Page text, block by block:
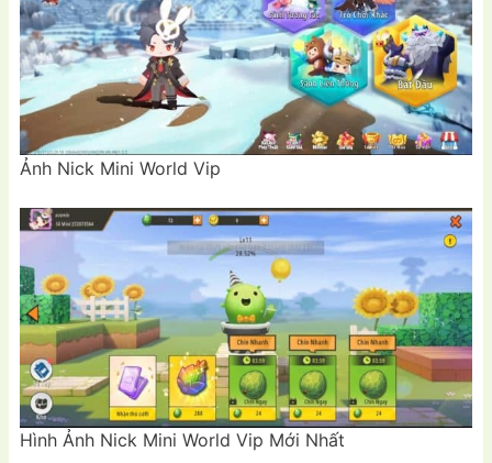
Ảnh Nick Mini World Vip
Hình Ảnh Nick Mini World Vip Mới Nhất